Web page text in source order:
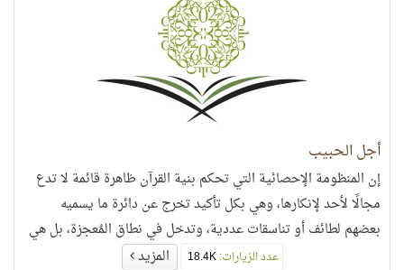
أجل الحبيب
إن المنظومة الإحصائية التي تحكم بنية القرآن ظاهرة قائمة لا تدع
مجالًا لأحد لإنكارها، وهي بكل تأكيد تخرج عن دائرة ما يسميه
بعضهم لطائف أو تناسقات عددية، وتدخل في نطاق المُعجزة، بل هي
أعجب عجائب القرآن وأكثر تشابكًا من أي منظومة عرفها البشر.
عدد الزيارات:18.4K المزيد